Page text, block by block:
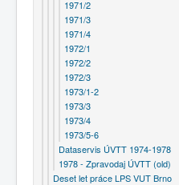
1971/2
1971/3
1971/4
1972/1
1972/2
1972/3
1973/1-2
1973/3
1973/4
1973/5-6
Dataservis ÚVTT 1974-1978
1978 - Zpravodaj ÚVTT (old)
Deset let práce LPS VUT Brno